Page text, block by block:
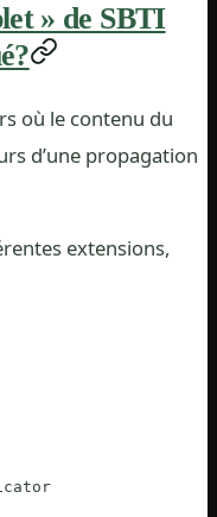
» de SBTI
où le contenu du
d’une propagation
extensions,